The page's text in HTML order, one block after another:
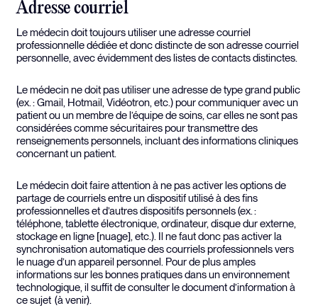
Adresse courriel
Le médecin doit toujours utiliser une adresse courriel
professionnelle dédiée et donc distincte de son adresse courriel
personnelle, avec évidemment des listes de contacts distinctes.
Le médecin ne doit pas utiliser une adresse de type grand public
(ex. : Gmail, Hotmail, Vidéotron, etc.) pour communiquer avec un
patient ou un membre de l’équipe de soins, car elles ne sont pas
considérées comme sécuritaires pour transmettre des
renseignements personnels, incluant des informations cliniques
concernant un patient.
Le médecin doit faire attention à ne pas activer les options de
partage de courriels entre un dispositif utilisé à des fins
professionnelles et d’autres dispositifs personnels (ex. :
téléphone, tablette électronique, ordinateur, disque dur externe,
stockage en ligne [nuage], etc.). Il ne faut donc pas activer la
synchronisation automatique des courriels professionnels vers
le nuage d’un appareil personnel. Pour de plus amples
informations sur les bonnes pratiques dans un environnement
technologique, il suffit de consulter le document d’information à
ce sujet (à venir).